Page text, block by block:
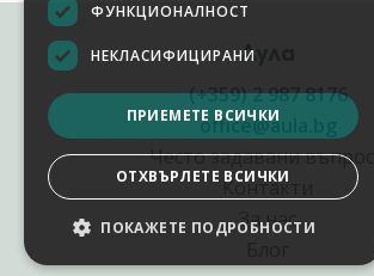
Аула
(+359) 2 987 8176
office@aula.bg
Често задавани
Контакти
За нас
ФУНКЦИОНАЛНОСТ
НЕКЛАСИФИЦИРАНИ
ПРИЕМЕТЕ ВСИЧКИ
ОТХВЪРЛЕТЕ ВСИЧКИ
ПОКАЖЕТЕ ПОДРОБНОСТИ